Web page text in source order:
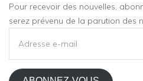
Pour recevoir des nouvelles,
serez prévenu de la parution des
MAIL